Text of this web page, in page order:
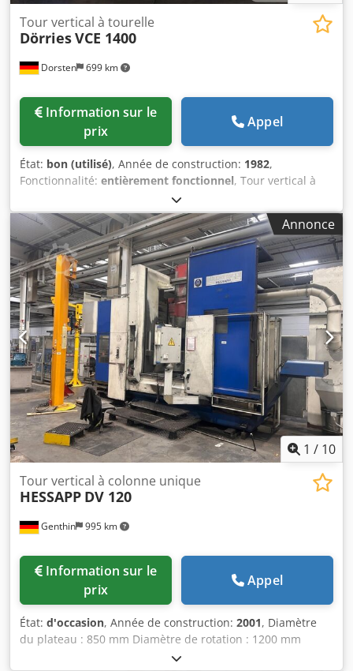
Dorsten 699 km
Tour vertical à tourelle
DörriesVCE 1400
prix
Appel
État: bon (utilisé), Année de construction: 1982,
Fonctionnalité: entièrement fonctionnel, Tour vertical à
colonne unique | Dörries VCE 1400 Dcodpsyft Nnefx Akcsk
La machine a été révisée par la société Hering en 2010, a
été récemment nettoyée et se trouve en bon état. -
Diamètre du plateau: 1 000 mm - Diamètre de rotation: 1
400 mm - Hauteur de tournage: 1 100 mm - Commande
numérique Siemens type 840 D Shop Turn - Changeur
d’outils - Course X: 2 000 mm - Course Z: 700 mm - Réglage
du support: 1 000 mm - Avance rapide: 6 000 mm/min -
Vitesse de rotation: 500 tr/min - Volant manuel - Puissance
totale requise: 62 kW Une visite est possible à tout moment
sur rendez-vous. #Tags: Doerries | VCE1400 | Dörries VCE
Annonce
1 / 10
Genthin 995 km
Tour vertical à colonne unique
HESSAPP DV 120
prix
Appel
État: d'occasion, Année de construction: 2001, Diamètre
du plateau : 850 mm Diamètre de rotation : 1200 mm
Hauteur de tournage : 1000 mm Commande : Siemens